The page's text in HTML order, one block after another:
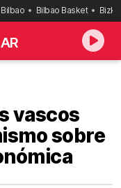
Bilbao Bilbao Basket
vascos
sobre